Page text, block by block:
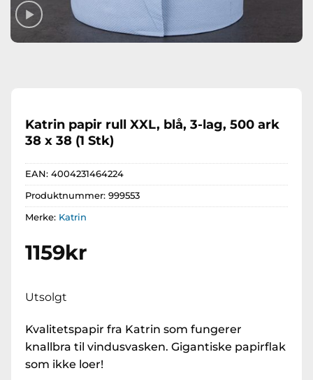
Katrin papir rull XXL, blå, 3-lag, 500 ark
38 x 38 (1 Stk)
EAN: 4004231464224
Produktnummer: 999553
Merke: Katrin
1159kr
Utsolgt
Kvalitetspapir fra Katrin som fungerer
knallbra til vindusvasken. Gigantiske papirflak
som ikke loer!